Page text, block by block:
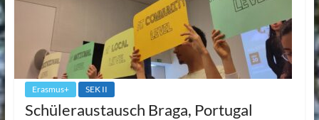
Erasmus+ SEK II
Schüleraustausch Braga, Portugal